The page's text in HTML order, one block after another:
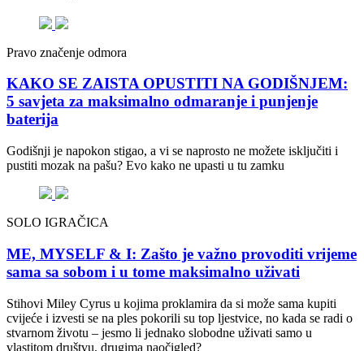
Pravo značenje odmora
KAKO SE ZAISTA OPUSTITI NA GODIŠNJEM:
5 savjeta za maksimalno odmaranje i punjenje
baterija
Godišnji je napokon stigao, a vi se naprosto ne možete isključiti i
pustiti mozak na pašu? Evo kako ne upasti u tu zamku
SOLO IGRAČICA
ME, MYSELF & I: Zašto je važno provoditi vrijeme
sama sa sobom i u tome maksimalno uživati
Stihovi Miley Cyrus u kojima proklamira da si može sama kupiti
cvijeće i izvesti se na ples pokorili su top ljestvice, no kada se radi o
stvarnom životu – jesmo li jednako slobodne uživati samo u
vlastitom društvu, drugima naočigled?